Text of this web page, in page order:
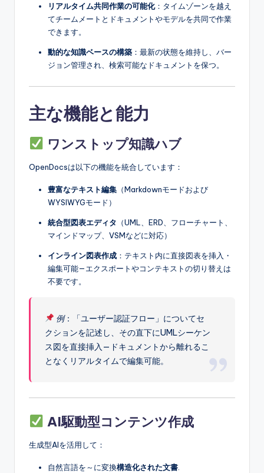
リアルタイム共同作業の可能化：タイムゾーンを越え
てチームメートとドキュメントやモデルを共同で作業
できます。
動的な知識ベースの構築 ：最新の状態を維持し、バー
ジョン管理され、検索可能なドキュメントを保つ。
主な機能と能力
ワンストップ知識ハブ
OpenDocsは以下の機能を統合しています：
豊富なテキスト編集 （Markdownモードおよび
WYSIWYGモード）
統合型図表エディタ （UML、ERD、フローチャート、
マインドマップ、VSMなどに対応）
インライン図表作成 ：テキスト内に直接図表を挿入・
編集可能—エクスポートやコンテキストの切り替えは
不要です。
例：「ユーザー認証フロー」についてセ
クションを記述し、その直下にUMLシーケン
ス図を直接挿入—ドキュメントから離れるこ
となくリアルタイムで編集可能。
AI駆動型コンテンツ作成
生成型AIを活用して：
自然言語を～に変換構造化された文書